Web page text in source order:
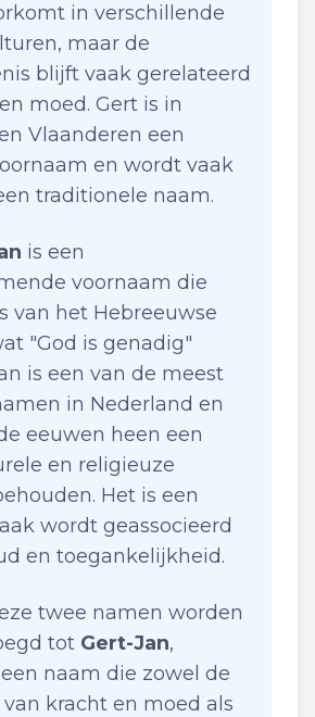
in verschillende
maar de
blijft vaak gerelateerd
moed. Gert is in
Vlaanderen een
en wordt vaak
traditionele naam.
is een
voornaam die
van het Hebreeuwse
"God is genadig"
is een van de meest
in Nederland en
eeuwen heen een
en religieuze
Het is een
wordt geassocieerd
en toegankelijkheid.
twee namen worden
tot Gert-Jan,
naam die zowel de
kracht en moed als